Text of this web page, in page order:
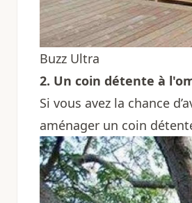
Buzz Ultra
2. Un coin détente à
Si vous avez la chance
aménager un coin